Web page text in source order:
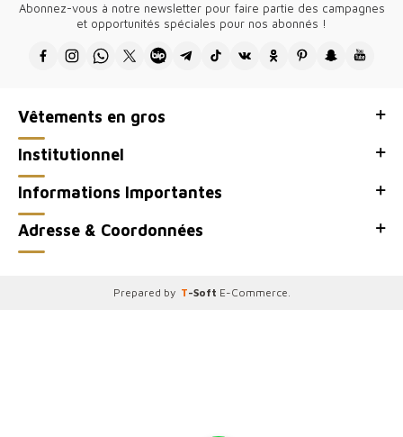
Abonnez-vous à notre newsletter pour faire partie des campagnes
et opportunités spéciales pour nos abonnés !
Vêtements en gros
Institutionnel
Informations Importantes
Adresse & Coordonnées
Prepared by T-Soft E-Commerce.